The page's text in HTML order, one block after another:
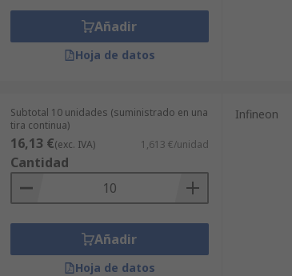
Añadir
Hoja de datos
Subtotal 10 unidades (suministrado en una
tira continua)
16,13 €(exc. IVA) 1,613 €/unidad
Cantidad
Añadir
Hoja de datos
Infineon